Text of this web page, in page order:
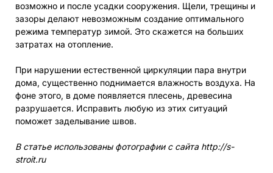
возможно и после усадки сооружения. Щели, трещины и
зазоры делают невозможным создание оптимального
режима температур зимой. Это скажется на больших
затратах на отопление.
При нарушении естественной циркуляции пара внутри
дома, существенно поднимается влажность воздуха. На
фоне этого, в доме появляется плесень, древесина
разрушается. Исправить любую из этих ситуаций
поможет заделывание швов.
В статье использованы фотографии с сайта http://s-
stroit.ru